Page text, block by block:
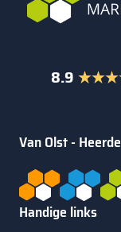
8.9
Van Olst - Heerde
Handige links